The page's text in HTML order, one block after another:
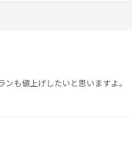
も値上げしたいと思いますよ。